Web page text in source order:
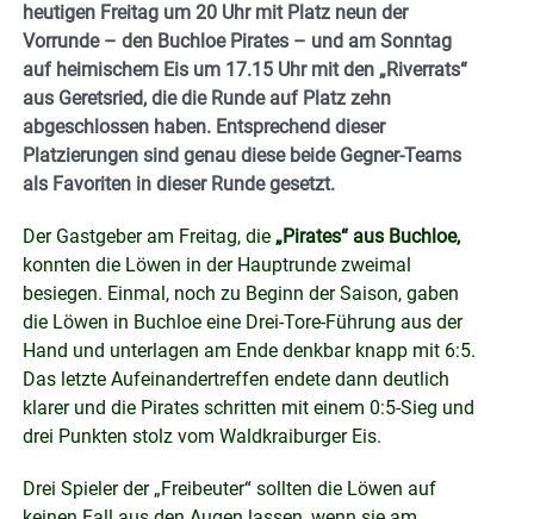
heutigen Freitag um 20 Uhr mit Platz neun der
Vorrunde – den Buchloe Pirates – und am Sonntag
auf heimischem Eis um 17.15 Uhr mit den „Riverrats“
aus Geretsried, die die Runde auf Platz zehn
abgeschlossen haben. Entsprechend dieser
Platzierungen sind genau diese beide Gegner-Teams
als Favoriten in dieser Runde gesetzt.
Der Gastgeber am Freitag, die „Pirates“ aus Buchloe,
konnten die Löwen in der Hauptrunde zweimal
besiegen. Einmal, noch zu Beginn der Saison, gaben
die Löwen in Buchloe eine Drei-Tore-Führung aus der
Hand und unterlagen am Ende denkbar knapp mit 6:5.
Das letzte Aufeinandertreffen endete dann deutlich
klarer und die Pirates schritten mit einem 0:5-Sieg und
drei Punkten stolz vom Waldkraiburger Eis.
Drei Spieler der „Freibeuter“ sollten die Löwen auf